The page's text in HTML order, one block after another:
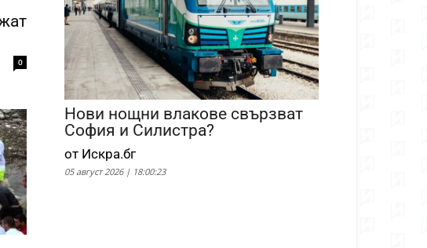
0
Нови нощни влакове свързват
София и Силистра?
от Искра.бг
05 август 2026 | 18:00:23